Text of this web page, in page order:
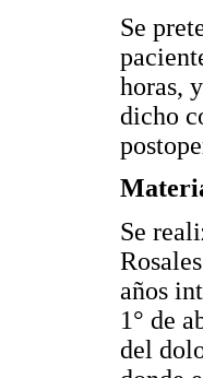
Se
horas,
dicho
Se
años
1° de
del